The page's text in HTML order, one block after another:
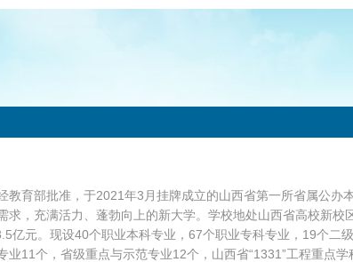
教育部批准，于2021年3月挂牌成立的山西省第一所省属公办
求，充满活力、蓬勃向上的新大学。学校地处山西省高校新校
亿元。现设40个职业本科专业，67个职业专科专业，19个二
业11个，省级重点与示范专业12个，山西省“1331”工程重点学